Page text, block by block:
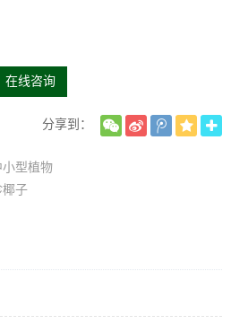
在线咨询
分享到：
小型植物
椰子